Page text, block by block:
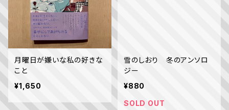
月曜日が嫌いな私の好きな
こと
¥1,650
雪のしおり 冬のアンソロ
ジー
¥880
SOLD OUT